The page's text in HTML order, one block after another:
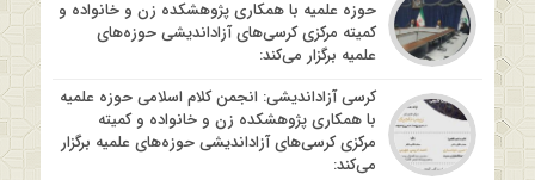
حوزه علمیه با همکاری پژوهشکده زن و خانواده و
کمیته مرکزی کرسی‌های آزاداندیشی حوزه‌های
علمیه برگزار می‌کند:
کرسی آزاداندیشی: انجمن کلام اسلامی حوزه علمیه
با همکاری پژوهشکده زن و خانواده و کمیته
مرکزی کرسی‌های آزاداندیشی حوزه‌های علمیه برگزار
می‌کند: